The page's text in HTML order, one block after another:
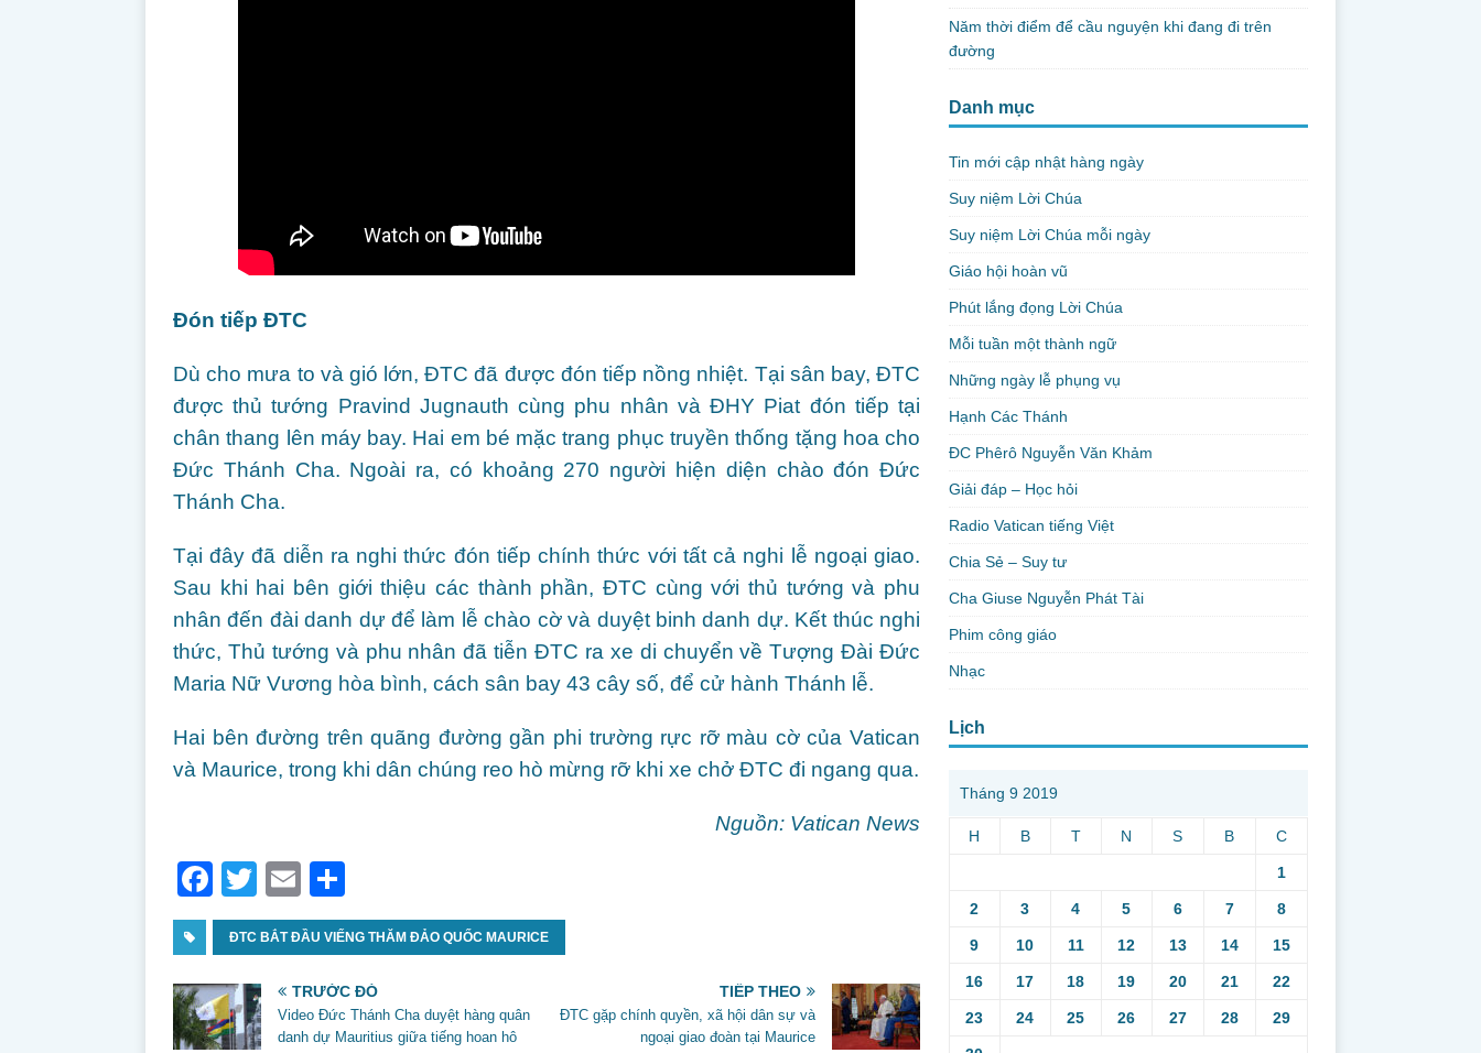
Đón tiếp ĐTC
Dù cho mưa to và gió lớn, ĐTC đã được đón tiếp nồng nhiệt. Tại sân bay, ĐTC
được thủ tướng Pravind Jugnauth cùng phu nhân và ĐHY Piat đón tiếp tại
chân thang lên máy bay. Hai em bé mặc trang phục truyền thống tặng hoa cho
Đức Thánh Cha. Ngoài ra, có khoảng 270 người hiện diện chào đón Đức
Thánh Cha.
Tại đây đã diễn ra nghi thức đón tiếp chính thức với tất cả nghi lễ ngoại giao.
Sau khi hai bên giới thiệu các thành phần, ĐTC cùng với thủ tướng và phu
nhân đến đài danh dự để làm lễ chào cờ và duyệt binh danh dự. Kết thúc nghi
thức, Thủ tướng và phu nhân đã tiễn ĐTC ra xe di chuyển về Tượng Đài Đức
Maria Nữ Vương hòa bình, cách sân bay 43 cây số, để cử hành Thánh lễ.
Hai bên đường trên quãng đường gần phi trường rực rỡ màu cờ của Vatican
và Maurice, trong khi dân chúng reo hò mừng rỡ khi xe chở ĐTC đi ngang qua.
Nguồn: Vatican News
F
a
c
e
b
T
w
itt
er
E
m
ai
l
h
ar
e
ĐTC BẮT ĐẦU VIẾNG THĂM ĐẢO QUỐC MAURICE
TRƯỚC ĐÓ
Video Đức Thánh Cha duyệt hàng quân
danh dự Mauritius giữa tiếng hoan hô
TIẾP THEO
ĐTC gặp chính quyền, xã hội dân sự và
ngoại giao đoàn tại Maurice
Năm thời điểm để cầu nguyện khi đang đi trên
đường
Danh mục
Tin mới cập nhật hàng ngày
Suy niệm Lời Chúa
Suy niệm Lời Chúa mỗi ngày
Giáo hội hoàn vũ
Phút lắng đọng Lời Chúa
Mỗi tuần một thành ngữ
Những ngày lễ phụng vụ
Hạnh Các Thánh
ĐC Phêrô Nguyễn Văn Khảm
Giải đáp – Học hỏi
Radio Vatican tiếng Việt
Chia Sẻ – Suy tư
Cha Giuse Nguyễn Phát Tài
Phim công giáo
Nhạc
Lịch
Tháng 9 2019
H B T N S B C
1
2 3 4 5 6 7 8
9 10 11 12 13 14 15
16 17 18 19 20 21 22
23 24 25 26 27 28 29